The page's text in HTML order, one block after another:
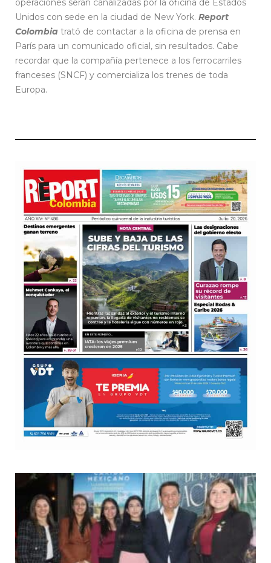
operaciones serán canalizadas por la oficina de Estados
Unidos con sede en la ciudad de New York. Report
Colombia trató de contactar a la oficina de prensa en
París para un comunicado oficial, sin resultados. Cabe
recordar que la compañía pertenece a los ferrocarriles
franceses (SNCF) y comercializa los trenes de toda
Europa.